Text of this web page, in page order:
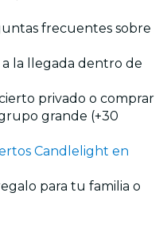
frecuentes sobre
a la llegada dentro de
privado o comprar
grande (+30
Candlelight en
para tu familia o